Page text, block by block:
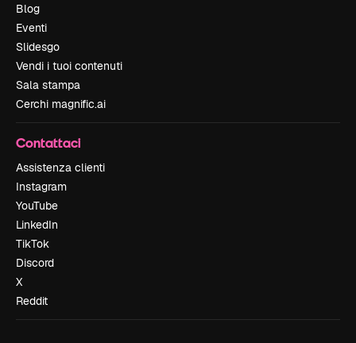
Blog
Eventi
Slidesgo
Vendi i tuoi contenuti
Sala stampa
Cerchi magnific.ai
Contattaci
Assistenza clienti
Instagram
YouTube
LinkedIn
TikTok
Discord
X
Reddit